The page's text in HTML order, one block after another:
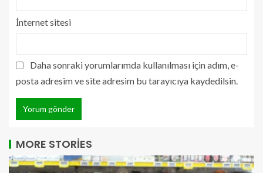
İnternet sitesi
Daha sonraki yorumlarımda kullanılması için adım, e-
posta adresim ve site adresim bu tarayıcıya kaydedilsin.
MORE STORIES